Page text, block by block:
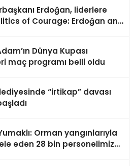
Erdoğan, liderlere
of Courage: Erdoğan and
Dünya Kupası
maç programı belli oldu
“irtikap” davası
Orman yangınlarıyla
eden 28 bin personelimiz